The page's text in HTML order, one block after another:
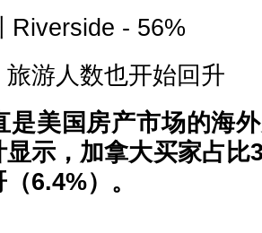
Riverside - 56%
游人数也开始回升
是美国房产市场的海
示，加拿大买家占比
6.4%）。